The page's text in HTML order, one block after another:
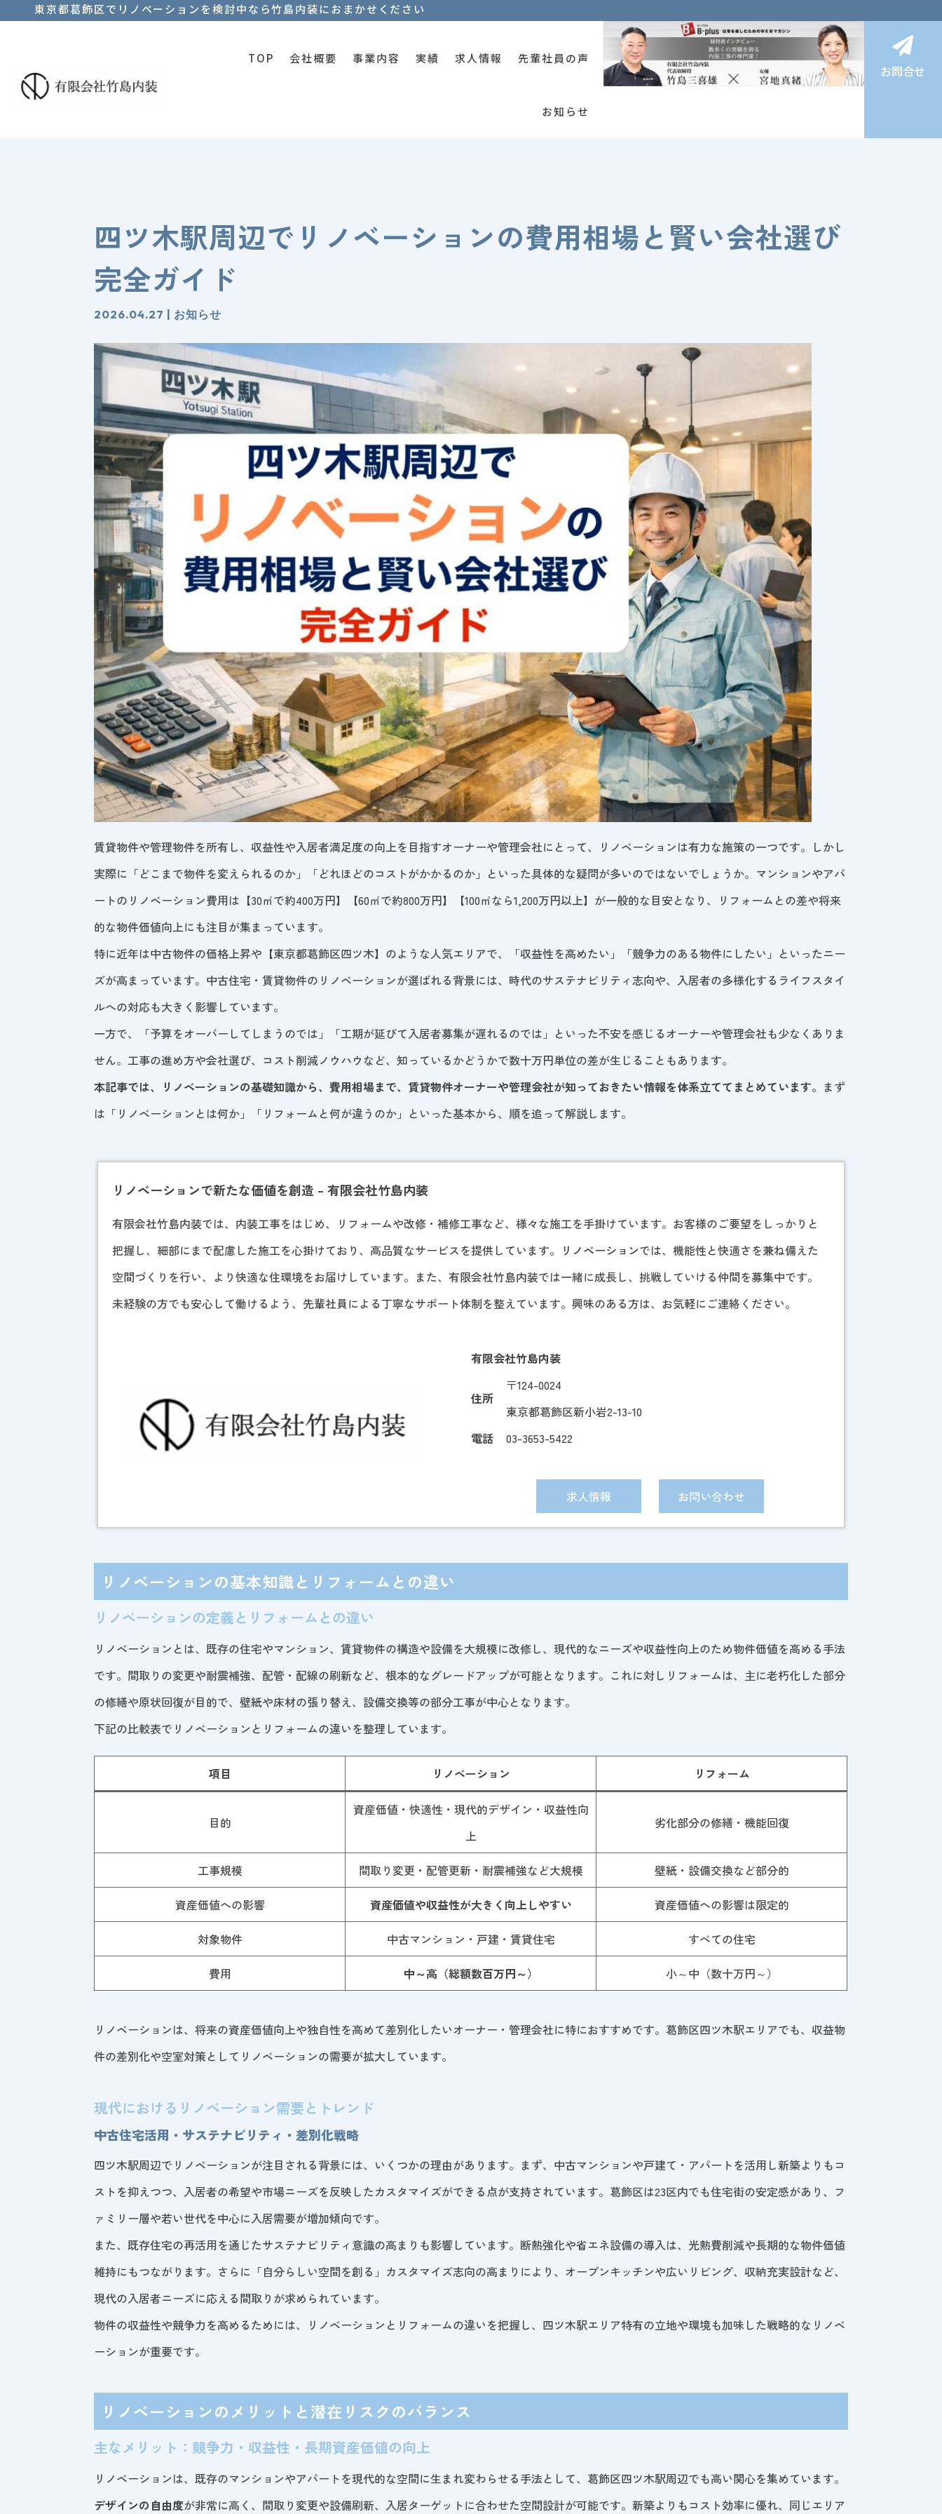
東京都葛飾区でリノベーションを検討中なら竹島内装におまかせください
TOP 会社概要 事業内容 実績 求人情報 先輩社員の声
お知らせ

お問合せ
四ツ木駅周辺でリノベーションの費用相場と賢い会社選び
完全ガイド
2026.04.27 | お知らせ
賃貸物件や管理物件を所有し、収益性や入居者満足度の向上を目指すオーナーや管理会社にとって、リノベーションは有力な施策の一つです。しかし
実際に「どこまで物件を変えられるのか」「どれほどのコストがかかるのか」といった具体的な疑問が多いのではないでしょうか。マンションやアパ
ートのリノベーション費用は【30㎡で約400万円】【60㎡で約800万円】【100㎡なら1,200万円以上】が一般的な目安となり、リフォームとの差や将来
的な物件価値向上にも注目が集まっています。
特に近年は中古物件の価格上昇や【東京都葛飾区四ツ木】のような人気エリアで、「収益性を高めたい」「競争力のある物件にしたい」といったニー
ズが高まっています。中古住宅・賃貸物件のリノベーションが選ばれる背景には、時代のサステナビリティ志向や、入居者の多様化するライフスタイ
ルへの対応も大きく影響しています。
一方で、「予算をオーバーしてしまうのでは」「工期が延びて入居者募集が遅れるのでは」といった不安を感じるオーナーや管理会社も少なくありま
せん。工事の進め方や会社選び、コスト削減ノウハウなど、知っているかどうかで数十万円単位の差が生じることもあります。
本記事では、リノベーションの基礎知識から、費用相場まで、賃貸物件オーナーや管理会社が知っておきたい情報を体系立ててまとめています。 まず
は「リノベーションとは何か」「リフォームと何が違うのか」といった基本から、順を追って解説します。
リノベーションで新たな価値を創造 – 有限会社竹島内装
有限会社竹島内装では、内装工事をはじめ、リフォームや改修・補修工事など、様々な施工を手掛けています。お客様のご要望をしっかりと
把握し、細部にまで配慮した施工を心掛けており、高品質なサービスを提供しています。
リノベーションでは、機能性と快適さを兼ね備えた
空間づくりを行い、より快適な住環境をお届けしています。また、有限会社竹島内装では一緒に成長し、挑戦していける仲間を募集中です。
未経験の方でも安心して働けるよう、先輩社員による丁寧なサポート体制を整えています。興味のある方は、お気軽にご連絡ください。
有限会社竹島内装
住所
〒124-0024
東京都葛飾区新小岩2-13-10
電話
03-3653-5422
求人情報 お問い合わせ
リノベーションの基本知識とリフォームとの違い
リノベーションの定義とリフォームとの違い
リノベーションとは、既存の住宅やマンション、賃貸物件の構造や設備を大規模に改修し、現代的なニーズや収益性向上のため物件価値を高める手法
です。間取りの変更や耐震補強、配管・配線の刷新など、根本的なグレードアップが可能となります。これに対しリフォームは、主に老朽化した部分
の修繕や原状回復が目的で、壁紙や床材の張り替え、設備交換等の部分工事が中心となります。
下記の比較表でリノベーションとリフォームの違いを整理しています。
項目 リノベーション リフォーム
目的
資産価値・快適性・現代的デザイン・収益性向
上
劣化部分の修繕・機能回復
工事規模 間取り変更・配管更新・耐震補強など大規模 壁紙・設備交換など部分的
資産価値への影響 資産価値や収益性が大きく向上しやすい 資産価値への影響は限定的
対象物件 中古マンション・戸建・賃貸住宅 すべての住宅
費用 中～高（総額数百万円～） 小～中（数十万円～）
リノベーションは、将来の資産価値向上や独自性を高めて差別化したいオーナー・管理会社に特におすすめです。葛飾区四ツ木駅エリアでも、収益物
件の差別化や空室対策としてリノベーションの需要が拡大しています。
現代におけるリノベーション需要とトレンド
中古住宅活用・サステナビリティ・差別化戦略
四ツ木駅周辺でリノベーションが注目される背景には、いくつかの理由があります。まず、中古マンションや戸建て・アパートを活用し新築よりもコ
ストを抑えつつ、入居者の希望や市場ニーズを反映したカスタマイズができる点が支持されています。葛飾区は23区内でも住宅街の安定感があり、フ
ァミリー層や若い世代を中心に入居需要が増加傾向です。
また、既存住宅の再活用を通じたサステナビリティ意識の高まりも影響しています。断熱強化や省エネ設備の導入は、光熱費削減や長期的な物件価値
維持にもつながります。さらに「自分らしい空間を創る」カスタマイズ志向の高まりにより、オープンキッチンや広いリビング、収納充実設計など、
現代の入居者ニーズに応える間取りが求められています。
物件の収益性や競争力を高めるためには、リノベーションとリフォームの違いを把握し、四ツ木駅エリア特有の立地や環境も加味した戦略的なリノベ
ーションが重要です。
リノベーションのメリットと潜在リスクのバランス
主なメリット：競争力・収益性・長期資産価値の向上
リノベーションは、既存のマンションやアパートを現代的な空間に生まれ変わらせる手法として、葛飾区四ツ木駅周辺でも高い関心を集めています。
デザインの自由度が非常に高く、間取り変更や設備刷新、入居ターゲットに合わせた空間設計が可能です。新築よりもコスト効率に優れ、同じエリア